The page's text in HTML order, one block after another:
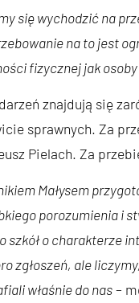
się wychodzić na
na to jest
fizycznej jak
znajdują się
sprawnych. Za
Pielach. Za
Małysem
porozumienia i
szkół o charakterze
zgłoszeń, ale
właśnie do nas–